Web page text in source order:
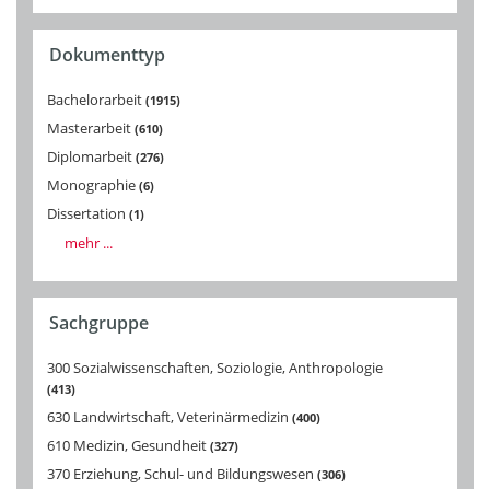
Dokumenttyp
Bachelorarbeit 1915
Masterarbeit 610
Diplomarbeit 276
Monographie 6
Dissertation 1
mehr ...
Sachgruppe
300 Sozialwissenschaften, Soziologie, Anthropologie
413
630 Landwirtschaft, Veterinärmedizin 400
610 Medizin, Gesundheit 327
370 Erziehung, Schul- und Bildungswesen 306